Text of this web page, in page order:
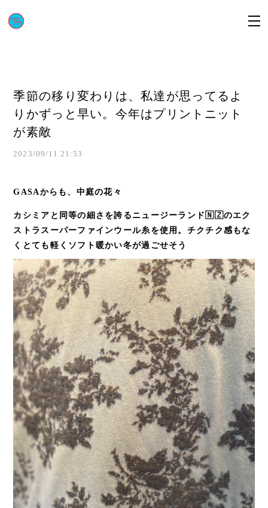
季節の移り変わりは、私達が思ってるよ
りかずっと早い。今年はプリントニット
が素敵
2023/09/11 21:53
GASAからも、中庭の花々
カシミアと同等の細さを誇るニュージーランド🇳🇿のエク
ストラスーパーファインウール糸を使用。チクチク感もな
くとても軽くソフト暖かい冬が過ごせそう